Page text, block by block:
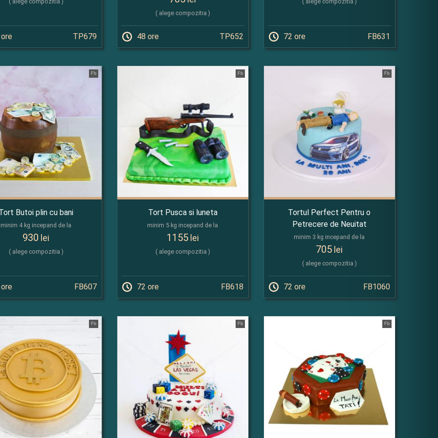
TP679
( alege compozitia )
48 ore TP652 72 ore FB631
Fb
Butoi plin cu bani
minim 4 kg incepand de la
930 lei
( alege compozitia )
FB607
Fb
Tort Pusca si luneta
minim 5 kg incepand de la
1155lei
( alege compozitia )
72 ore FB618
Fb
Tortul Perfect Pentru o
Petrecere de Neuitat
minim 3 kg incepand de la
705 lei
( alege compozitia )
72 ore FB1060
Fb Fb Fb